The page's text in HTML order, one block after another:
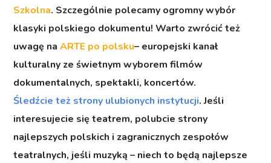
Szkolna. Szczególnie polecamy ogromny wybór
klasyki polskiego dokumentu! Warto zwrócić też
uwagę naARTE po polsku– europejski kanał
kulturalny ze świetnym wyborem filmów
dokumentalnych, spektakli, koncertów.
Śledźcie też strony ulubionych instytucji. Jeśli
interesujecie się teatrem, polubcie strony
najlepszych polskich i zagranicznych zespołów
teatralnych, jeśli muzyką – niech to będą najlepsze